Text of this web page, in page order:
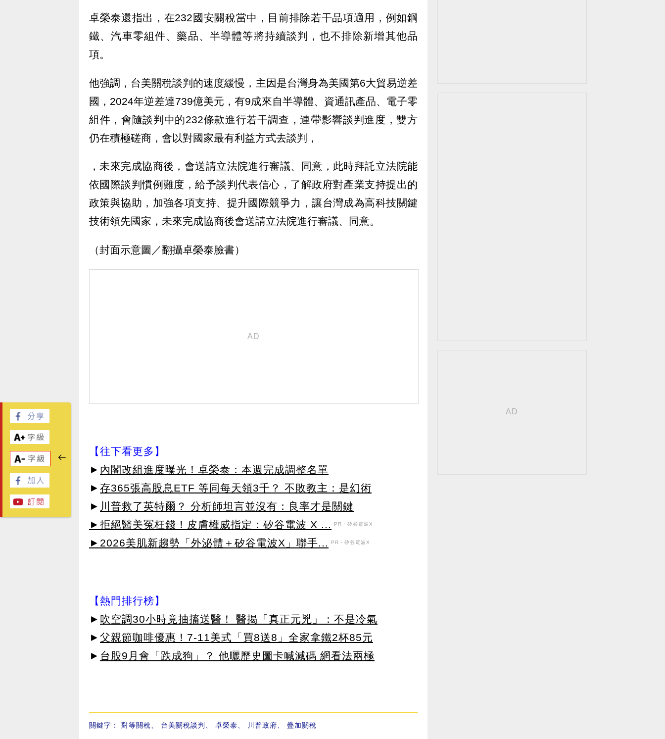
卓榮泰還指出，在232國安關稅當中，目前排除若干品項適用，例如鋼
鐵、汽車零組件、藥品、半導體等將持續談判，也不排除新增其他品
項。
他強調，台美關稅談判的速度緩慢，主因是台灣身為美國第6大貿易逆差
國，2024年逆差達739億美元，有9成來自半導體、資通訊產品、電子零
組件，會隨談判中的232條款進行若干調查，連帶影響談判進度，雙方
仍在積極磋商，會以對國家最有利益方式去談判，
，未來完成協商後，會送請立法院進行審議、同意，此時拜託立法院能
依國際談判慣例難度，給予談判代表信心，了解政府對產業支持提出的
政策與協助，加強各項支持、提升國際競爭力，讓台灣成為高科技關鍵
技術領先國家，未來完成協商後會送請立法院進行審議、同意。
（封面示意圖／翻攝卓榮泰臉書）
【往下看更多】
► 內閣改組進度曝光！卓榮泰：本週完成調整名單
► 存365張高股息ETF 等同每天領3千？ 不敗教主：是幻術
► 川普救了英特爾？ 分析師坦言並沒有：良率才是關鍵
►拒絕醫美冤枉錢！皮膚權威指定：矽谷電波 X ...
PR・矽谷電波X
►2026美肌新趨勢「外泌體＋矽谷電波X」聯手... PR・矽谷電波X
【熱門排行榜】
► 吹空調30小時竟抽搐送醫！ 醫揭「真正元兇」：不是冷氣
► 父親節咖啡優惠！7-11美式「買8送8」全家拿鐵2杯85元
► 台股9月會「跌成狗」？ 他曬歷史圖卡喊減碼 網看法兩極
關鍵字： 對等關稅 台美關稅談判 卓榮泰 川普政府 疊加關稅